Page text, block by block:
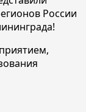
России